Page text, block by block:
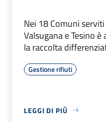
Nei 18 Comuni
Valsugana e Tesino è
la raccolta
Gestione rifiuti
LEGGI DI PIÙ